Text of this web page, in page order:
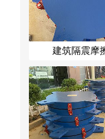
建筑隔震摩